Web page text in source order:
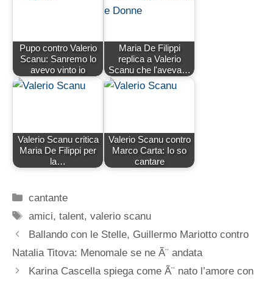
Pupo contro Valerio
Scanu: Sanremo lo
avevo vinto io
Maria De Filippi
replica a Valerio
Scanu che l'aveva…
Valerio Scanu critica
Maria De Filippi per
la…
Valerio Scanu contro
Marco Carta: Io so
cantare
Categorie
cantante
Tag
amici,talent,valerio scanu
Ballando con le Stelle, Guillermo Mariotto contro
Natalia Titova: Menomale se ne Ã¨ andata
Karina Cascella spiega come Ã¨ nato l’amore con